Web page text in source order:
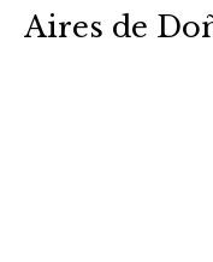
Aires de